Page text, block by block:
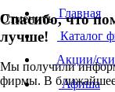
Отменить
Спасибо, что
лучше!
Мы получили
фирмы. В
Главная
Каталог
Акции/
Афиша